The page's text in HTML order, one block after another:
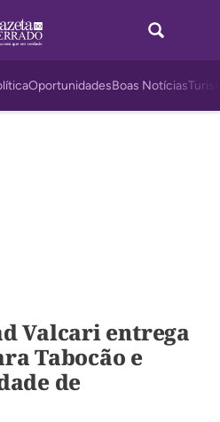
OportunidadesBoas Notícias
Valcari entrega
Tabocão e
de